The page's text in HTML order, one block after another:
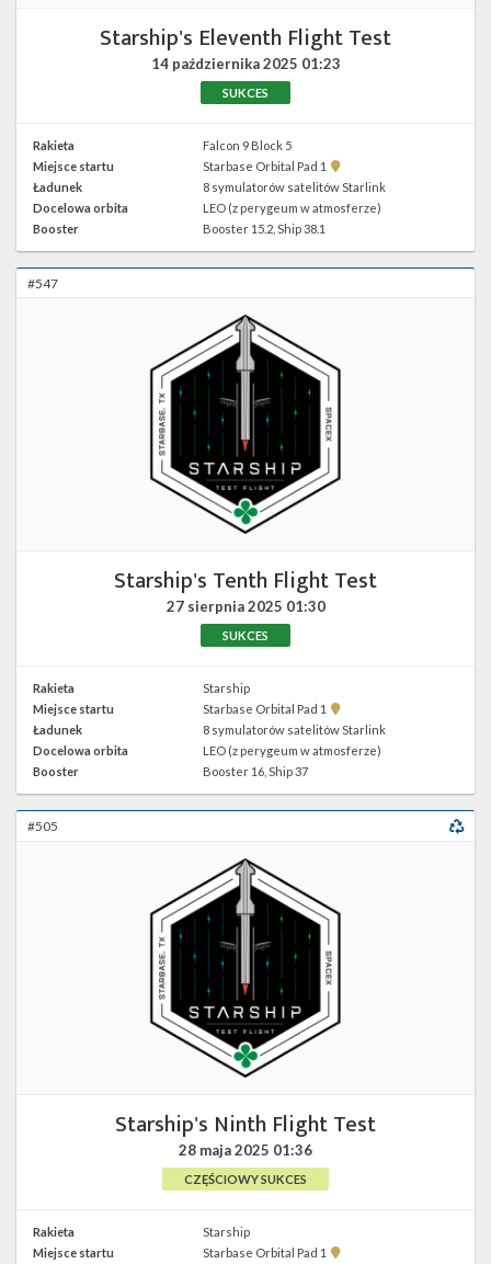
Starship's Eleventh Flight Test
14 października 2025 01:23
SUKCES
Rakieta
Falcon 9 Block 5
Miejsce startu
Starbase Orbital Pad 1
Pokaż
lokalizację
Starbase
Orbital
Google
Maps
Ładunek
8 symulatorów satelitów Starlink
Docelowa orbita
LEO (z perygeum w atmosferze)
Booster
Booster 15.2, Ship 38.1
#547
Starship's Tenth Flight Test
27 sierpnia 2025 01:30
SUKCES
Rakieta
Starship
Miejsce startu
Starbase Orbital Pad 1
Pokaż
lokalizację
Starbase
Orbital
Google
Maps
Ładunek
8 symulatorów satelitów Starlink
Docelowa orbita
LEO (z perygeum w atmosferze)
Booster
Booster 16, Ship 37
#505
Starship's Ninth Flight Test
28 maja 2025 01:36
CZĘŚCIOWY SUKCES
Rakieta
Starship
Miejsce startu
Starbase Orbital Pad 1
Pokaż